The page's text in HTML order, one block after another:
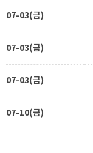
07-03(금)
07-03(금)
07-03(금)
07-10(금)